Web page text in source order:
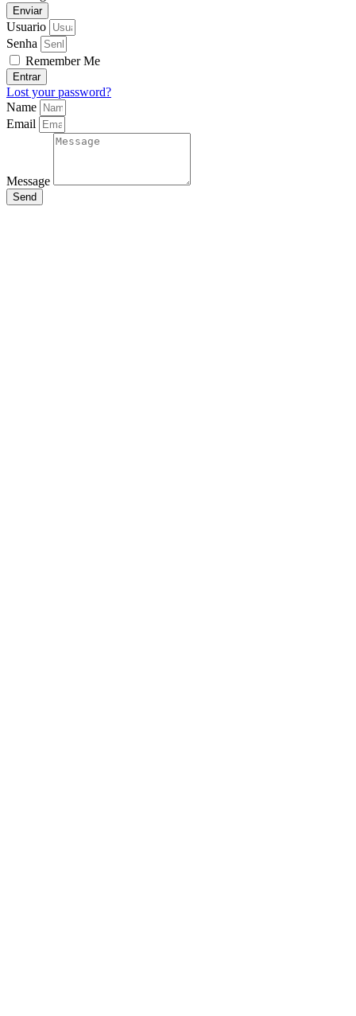
Enviar
Usuario
Senha
Remember Me
Entrar
Lost your password?
Name
Email
Message
Send